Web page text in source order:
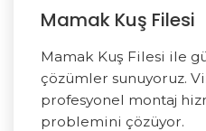
Mamak Kuş Filesi
Mamak Kuş Filesi ile
çözümler sunuyoruz.
profesyonel montaj
problemini çözüyor.